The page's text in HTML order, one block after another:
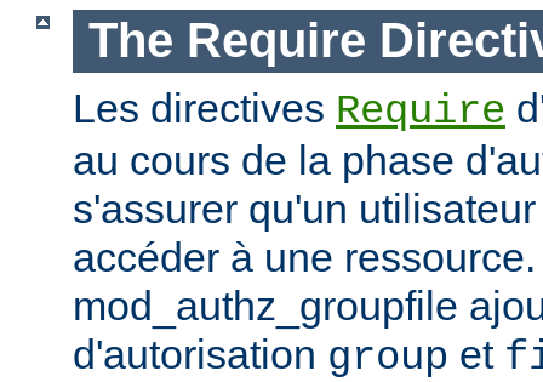
The Require
Les directives Require
au cours de la phase
s'assurer qu'un
accéder à une ressource.
mod_authz_groupfile
d'autorisation group et